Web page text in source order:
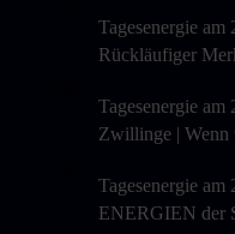
Tagesenergie
Rückläufiger
Tagesenergie
Zwillinge | Wenn
Tagesenergie
ENERGIEN der